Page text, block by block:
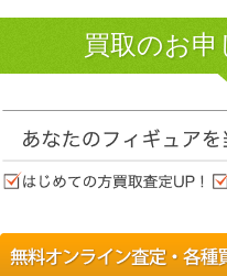
買取のお